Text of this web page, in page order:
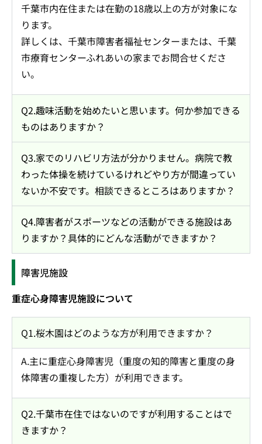
千葉市内在住または在勤の18歳以上の方が対象にな
ります。
詳しくは、千葉市障害者福祉センターまたは、千葉
市療育センターふれあいの家までお問合せくださ
い。
Q2.趣味活動を始めたいと思います。何か参加できる
ものはありますか？
Q3.家でのリハビリ方法が分かりません。病院で教
わった体操を続けているけれどやり方が間違ってい
ないか不安です。相談できるところはありますか？
Q4.障害者がスポーツなどの活動ができる施設はあ
りますか？具体的にどんな活動ができますか？
障害児施設
重症心身障害児施設について
Q1.桜木園はどのような方が利用できますか？
A.主に重症心身障害児（重度の知的障害と重度の身
体障害の重複した方）が利用できます。
Q2.千葉市在住ではないのですが利用することはで
きますか？